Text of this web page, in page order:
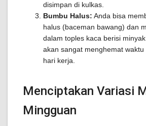
disimpan di kulkas.
Bumbu Halus: Anda bisa
halus (baceman bawang) dan
dalam toples kaca berisi
akan sangat menghemat
hari kerja.
Menciptakan Variasi
Mingguan